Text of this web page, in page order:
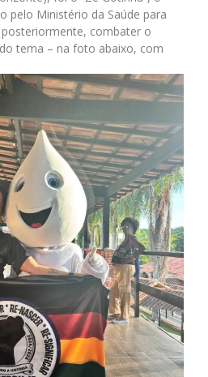
pelo Ministério da Saúde para
combater o
tema – na foto abaixo, com